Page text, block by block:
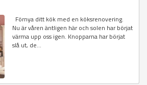
Förnya ditt kök med en köksrenovering.
Nu är våren äntligen här och solen har börjat
värma upp oss igen. Knopparna har börjat
slå ut, de...